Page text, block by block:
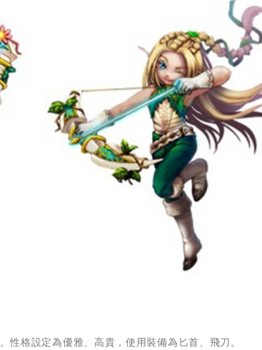
格設定為優雅、高貴，使用裝備為匕首、飛刀。